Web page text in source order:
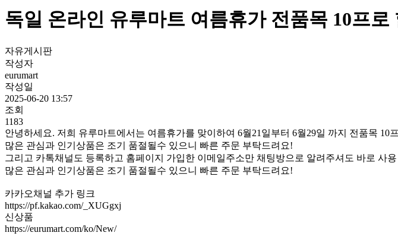
독일 온라인 유루마트 여름휴가 전품목 10프로
자유게시판
작성자
eurumart
작성일
2025-06-20 13:57
조회
1183
안녕하세요. 저희 유루마트에서는 여름휴가를 맞이하여 6월21일부터 6월29일 까지 전품목 10
많은 관심과 인기상품은 조기 품절될수 있으니 빠른 주문 부탁드려요!
그리고 카톡채널도 등록하고 홈페이지 가입한 이메일주소만 채팅방으로 알려주셔도 바로 사
많은 관심과 인기상품은 조기 품절될수 있으니 빠른 주문 부탁드려요!
카카오채널 추가 링크
https://pf.kakao.com/_XUGgxj
신상품
https://eurumart.com/ko/New/